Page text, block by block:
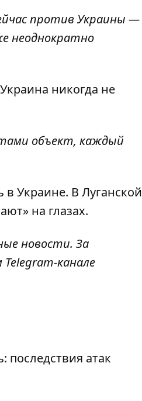
против Украины —
неоднократно
никогда не
объект, каждый
в Украине. В Луганской
на глазах.
новости. За
канале
последствия атак